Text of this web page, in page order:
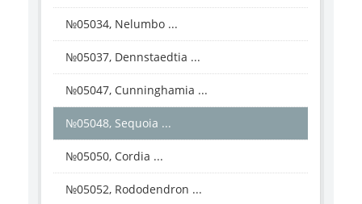
№05034, Nelumbo ...
№05037, Dennstaedtia ...
№05047, Cunninghamia ...
№05048, Sequoia ...
№05050, Cordia ...
№05052, Rododendron ...